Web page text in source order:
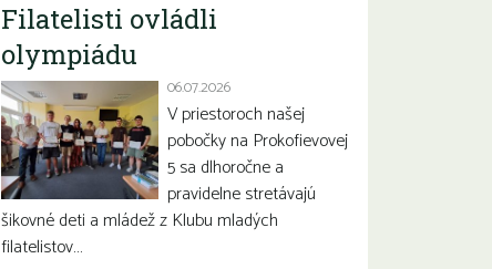
Filatelisti ovládli
olympiádu
06.07.2026
V priestoroch našej
pobočky na Prokofievovej
5 sa dlhoročne a
pravidelne stretávajú
šikovné deti a mládež z Klubu mladých
filatelistov…